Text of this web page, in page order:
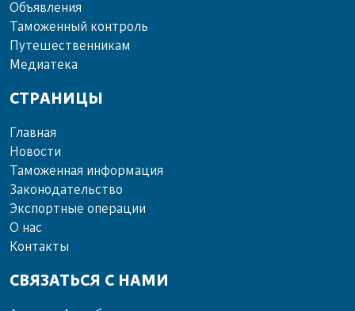
Объ­яв­ле­ния
Та­мо­жен­ный кон­троль
Пу­те­шест­вен­ни­кам
Ме­диа­те­ка
СТРАНИЦЫ
Главная
Новости
Таможенная информация
Законодательство
Экспортные операции
О нас
Контакты
СВЯЗАТЬСЯ С НАМИ